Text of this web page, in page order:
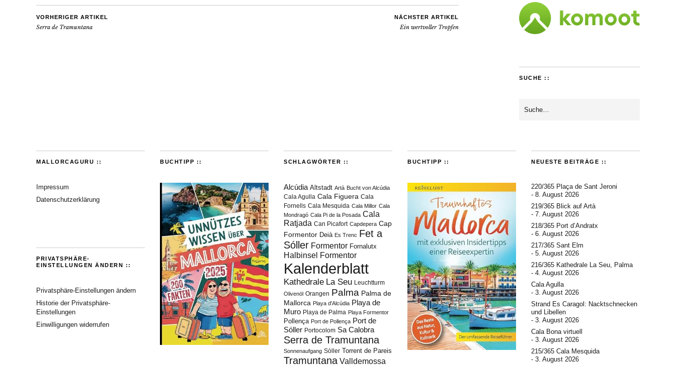
VORHERIGER ARTIKEL
Serra de Tramuntana
NÄCHSTER ARTIKEL
Ein wertvoller Tropfen
SUCHE ::
MALLORCAGURU ::
Impressum
Datenschutzerklärung
PRIVATSPHÄRE-
EINSTELLUNGEN ÄNDERN ::
Privatsphäre-Einstellungen ändern
Historie der Privatsphäre-
Einstellungen
Einwilligungen widerrufen
BUCHTIPP :: SCHLAGWÖRTER ::
Alcúdia Altstadt Artà Bucht von Alcúdia
Cala Agulla Cala Figuera Cala
Fornells Cala Mesquida Cala Millor Cala
Mondragó Cala Pi de la Posada Cala
Ratjada Can Picafort Capdepera Cap
Formentor Deià Es Trenc Fet a
Sóller Formentor Fornalutx
Halbinsel Formentor
Kalenderblatt
Kathedrale La Seu Leuchtturm
Olivenöl Orangen Palma Palma de
Mallorca Playa d'Alcúdia Playa de
Muro Playa de Palma Playa Formentor
Pollença Port de Pollença Port de
Sóller Portocolom Sa Calobra
Serra de Tramuntana
Sonnenaufgang Sòller Torrent de Pareis
Tramuntana Valldemossa
BUCHTIPP :: NEUESTE BEITRÄGE ::
220/365 Plaça de Sant Jeroni
8. August 2026
219/365 Blick auf Artà
7. August 2026
218/365 Port d’Andratx
6. August 2026
217/365 Sant Elm
5. August 2026
216/365 Kathedrale La Seu, Palma
4. August 2026
Cala Agulla
3. August 2026
Strand Es Caragol: Nacktschnecken
und Libellen
3. August 2026
Cala Bona virtuell
3. August 2026
215/365 Cala Mesquida
3. August 2026